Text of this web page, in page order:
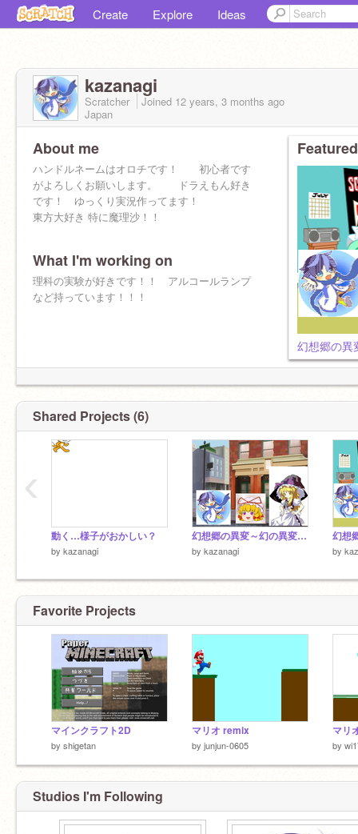
Create Explore Ideas
kazanagi
Scratcher Joined 12 years, 3 months ago
Japan
About me
ハンドルネームはオロチです！ 初心者です
がよろしくお願いします。 ドラえもん好き
です！ ゆっくり実況作ってます！
東方大好き 特に魔理沙！！
What I'm working on
理科の実験が好きです！！ アルコールランプ
など持っています！！！
幻想郷の
Shared Projects (6)
動く…様子がおかしい？
by kazanagi
幻想郷の異変～幻の異変～ パート2
by kazanagi by
‹
Favorite Projects
マインクラフト2D
by shigetan
マリオ remix
by junjun-0605 by
Studios I'm Following